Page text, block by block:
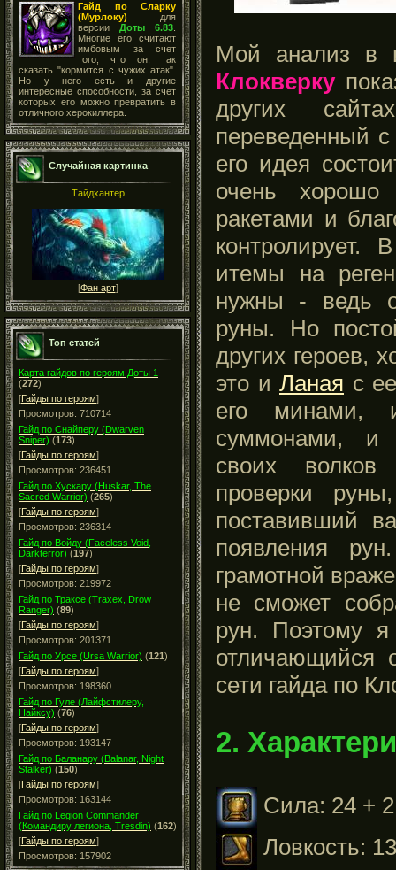
Гайд по Сларку
(Мурлоку) для
версии Доты 6.83
Многие его считают
имбовым за счет
того, что он, так
сказать "кормится с чужих атак".
Но у него есть и другие
интересные способности, за счет
которых его можно превратить в
отличного херокиллера.
Случайная картинка
Тайдхантер
[Фан арт]
Топ статей
Карта гайдов по героям Доты 1
(272)
[Гайды по героям]
Просмотров: 710714
Гайд по Снайперу (Dwarven
Sniper) (173)
[Гайды по героям]
Просмотров: 236451
Гайд по Хускару (Huskar, The
Sacred Warrior) (265)
[Гайды по героям]
Просмотров: 236314
Гайд по Войду (Faceless Void,
Darkterror) (197)
[Гайды по героям]
Просмотров: 219972
Гайд по Траксе (Traxex, Drow
Ranger) (89)
[Гайды по героям]
Просмотров: 201371
Гайд по Урсе (Ursa Warrior) (121)
[Гайды по героям]
Просмотров: 198360
Гайд по Гуле (Лайфстилеру,
Найксу) (76)
[Гайды по героям]
Просмотров: 193147
Гайд по Баланару (Balanar, Night
Stalker) (150)
[Гайды по героям]
Просмотров: 163144
Гайд по Legion Commander
(Командиру легиона, Tresdin) (162)
[Гайды по героям]
Просмотров: 157902
Мой анализ в
Клокверку
других
переведенный
его идея
очень
ракетами и
итемы на
нужны - ведь
руны. Но
других героев,
это и Ланая с
его
суммонами,
своих
проверки
поставивший
появления
грамотной
не сможет
рун. Поэтому
отличающийся
сети гайда по
2.
Сила: 24 +
Ловкость: